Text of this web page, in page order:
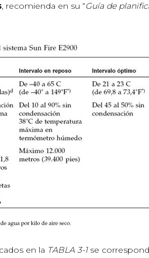
, recomienda en su “Guía de
en la TABLA 3-1se